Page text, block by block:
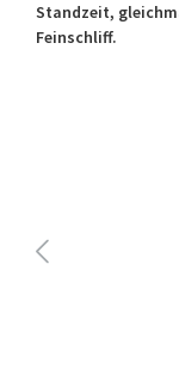
Standzeit,
Feinschliff.